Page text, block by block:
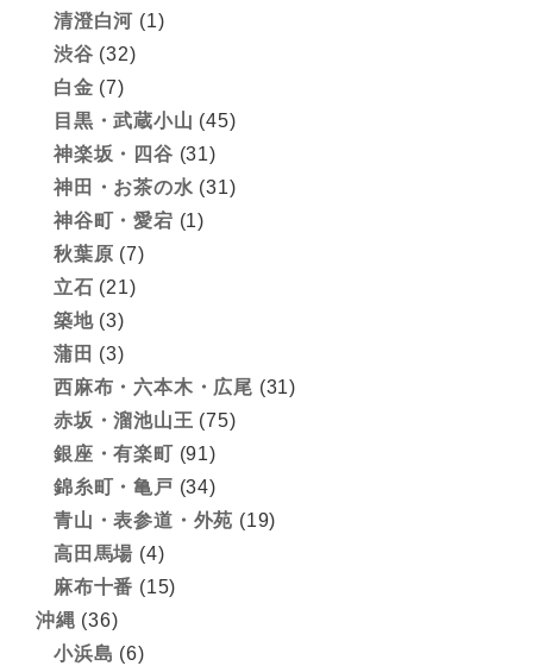
清澄白河 (1)
渋谷 (32)
白金 (7)
目黒・武蔵小山 (45)
神楽坂・四谷 (31)
神田・お茶の水 (31)
神谷町・愛宕 (1)
秋葉原 (7)
立石 (21)
築地(3)
蒲田 (3)
西麻布・六本木・広尾 (31)
赤坂・溜池山王 (75)
銀座・有楽町 (91)
錦糸町・亀戸 (34)
青山・表参道・外苑 (19)
高田馬場 (4)
麻布十番 (15)
沖縄 (36)
小浜島 (6)